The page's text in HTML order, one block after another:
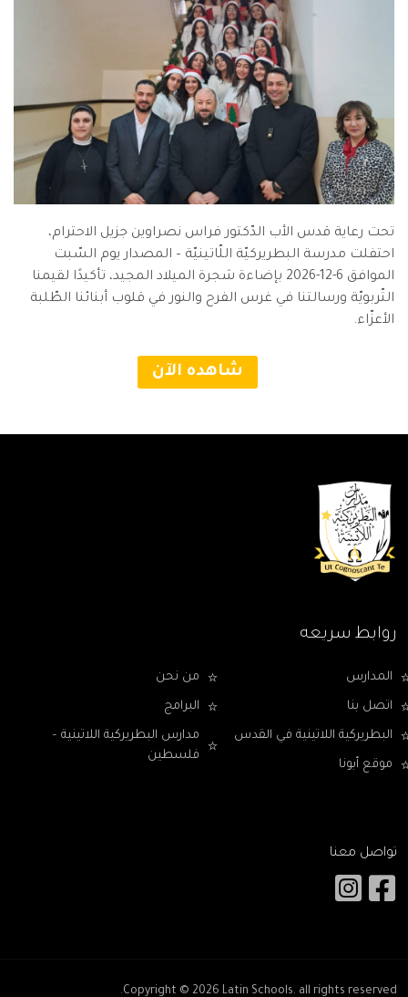
تحت رعاية قدس الأب الدّكتور فراس نصراوين جزيل الاحترام،
احتفلت مدرسة البطريركيّة اللّاتينيّة – المصدار يوم السّبت
الموافق 6-12-2026 بإضاءة شجرة الميلاد المجيد، تأكيدًا لقيمنا
التّربويّة ورسالتنا في غرس الفرح والنور في قلوب أبنائنا الطّلبة
الأعزّاء.
شاهده الآن
روابط سريعه
من نحن المدارس
البرامج اتصل بنا
مدارس البطريركية اللاتينية –
فلسطين
البطريركية اللاتينية في القدس
موقع أبونا
تواصل معنا
Copyright © 2026 Latin Schools. all rights reserved.